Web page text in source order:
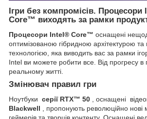
Ігри без компромісів. Процесори
Core™ виходять за рамки
Процесори Intel® Core™ оснащені
оптимізованою гібридною архітектурою
технологією, яка виводить вас за рамки
Intel ви можете робити все. Від прогресу в
реальному житті.
Змінювач правил гри
Ноутбуки серії RTX™ 50 , оснащені
Blackwell , пропонують революційно нові
геймерів та творців контенту. Оснащені